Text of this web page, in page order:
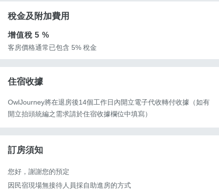
稅金及附加費用
增值稅5 %
客房價格通常已包含 5% 稅金
住宿收據
OwlJourney將在退房後14個工作日內開立電子代收轉付收據（如有
開立抬頭統編之需求請於住宿收據欄位中填寫）
訂房須知
您好，謝謝您的預定
因民宿現場無接待人員採自助進房的方式